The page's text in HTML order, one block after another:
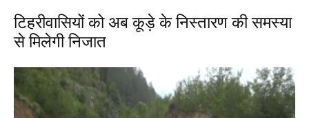
टिहरीवासियों को अब कूड़े के निस्तारण की समस्या
से मिलेगी निजात